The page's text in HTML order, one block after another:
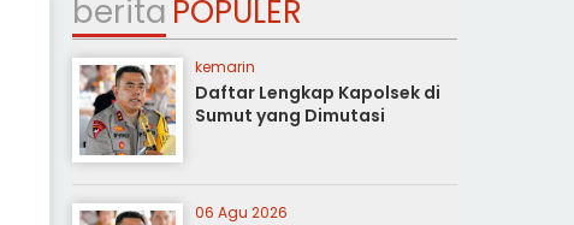
berita POPULER
kemarin
Daftar Lengkap Kapolsek di
Sumut yang Dimutasi
06 Agu 2026